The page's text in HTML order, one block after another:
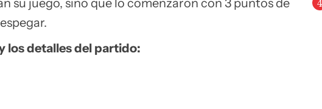
su juego, sino que lo comenzaron con 3 puntos de
los detalles del partido: